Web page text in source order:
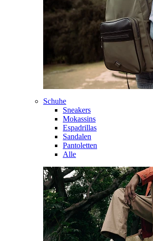
Schuhe
Sneakers
Mokassins
Espadrillas
Sandalen
Pantoletten
Alle